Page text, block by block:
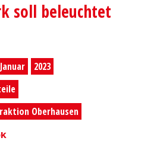
soll beleuchtet
Januar 2023
Oberhausen